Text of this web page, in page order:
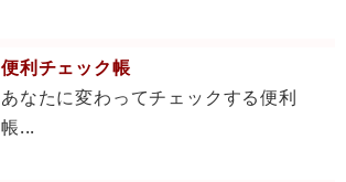
便利チェック帳
あなたに変わってチェックする便利
帳...